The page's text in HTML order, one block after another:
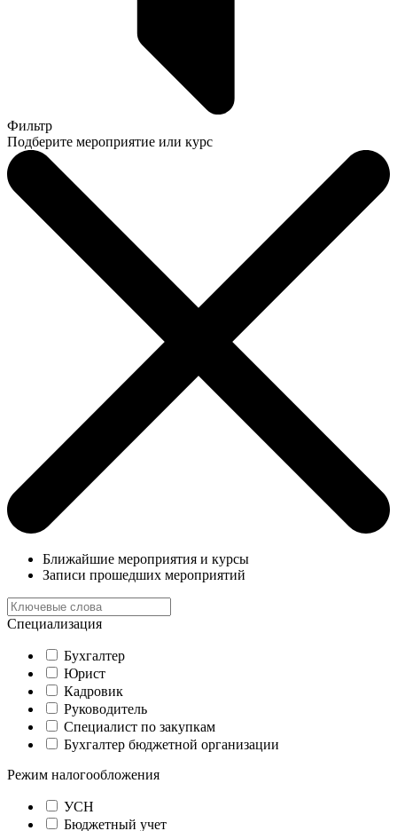
Фильтр
Подберите мероприятие или курс
Ближайшие мероприятия и курсы
Записи прошедших мероприятий
Специализация
Бухгалтер
Юрист
Кадровик
Руководитель
Специалист по закупкам
Бухгалтер бюджетной организации
Режим налогообложения
УСН
Бюджетный учет